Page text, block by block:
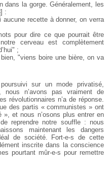
dans la gorge. Généralement, les
] :
recette à donner, on verra
pour dire ce que pourrait être
cerveau est complètement
;
"viens boire une bière, on va
sur un mode privatisé,
n’avons pas vraiment de
révolutionnaires n’a de réponse.
des partis « communistes » ont
et nous n’osons plus entrer en
reprendre notre souffle : nous
maintenant les dangers
de société. Fort-e-s de cette
inscrite dans la conscience
pourtant mûr-e-s pour remettre